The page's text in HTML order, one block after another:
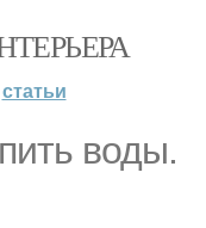
статьи
воды.